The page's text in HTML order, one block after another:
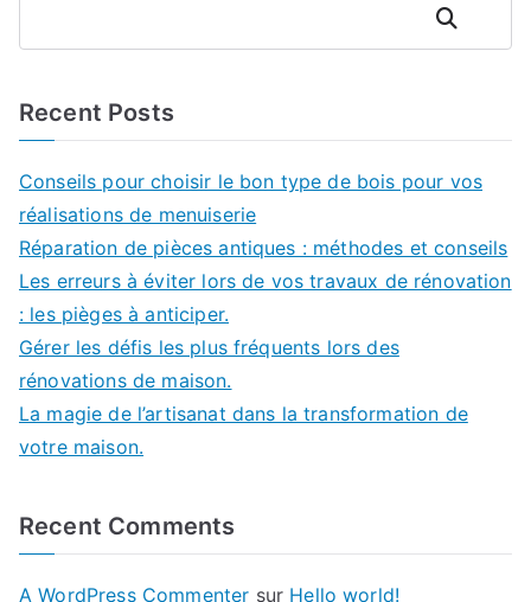
Rechercher
Recent Posts
Conseils pour choisir le bon type de bois pour vos
réalisations de menuiserie
Réparation de pièces antiques : méthodes et conseils
Les erreurs à éviter lors de vos travaux de rénovation
: les pièges à anticiper.
Gérer les défis les plus fréquents lors des
rénovations de maison.
La magie de l’artisanat dans la transformation de
votre maison.
Recent Comments
A WordPress Commenter sur Hello world!